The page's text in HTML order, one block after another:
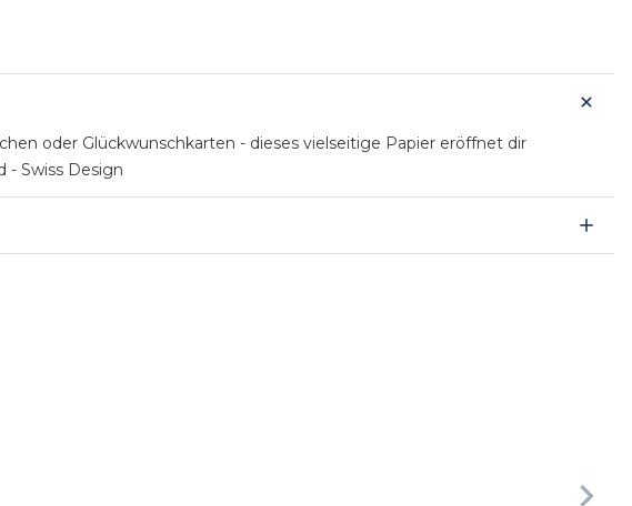
oder Glückwunschkarten - dieses vielseitige Papier eröffnet dir
- Swiss Design